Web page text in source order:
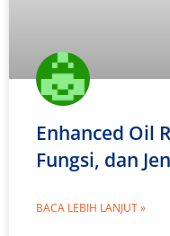
Enhanced Oil
Fungsi, dan
BACA LEBIH LANJUT »